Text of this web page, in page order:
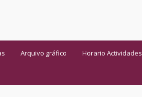
Arquivo gráfico Horario Actividades